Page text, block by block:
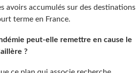
avoirs accumulés sur des destinations
terme en France.
peut-elle remettre en cause le
?